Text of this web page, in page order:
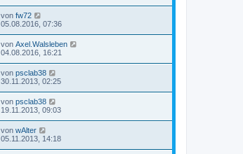
von fw72
05.08.2016, 07:36
von Axel.Walsleben
04.08.2016, 16:21
von psclab38
30.11.2013, 02:25
von psclab38
19.11.2013, 09:03
von wAlter
05.11.2013, 14:18